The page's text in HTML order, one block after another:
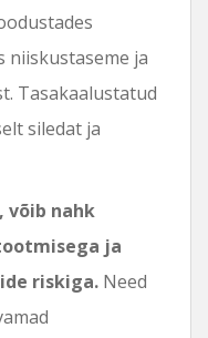
niiskustaseme ja
Tasakaalustatud
siledat ja
võib nahk
ja
riskiga. Need